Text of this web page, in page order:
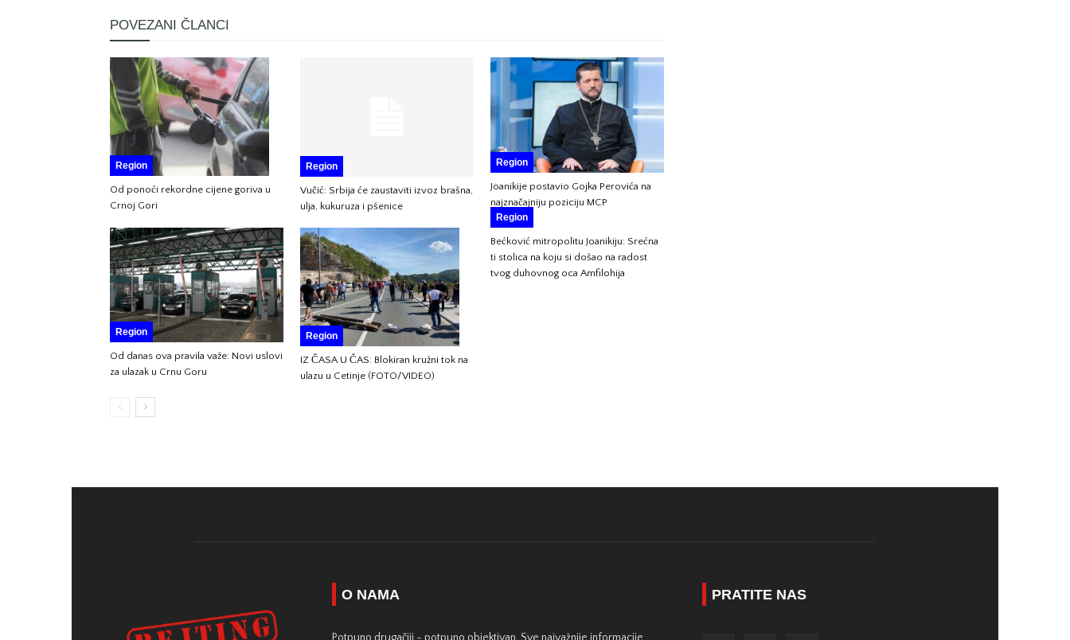
POVEZANI ČLANCI
Region
Od ponoći rekordne cijene goriva u
Crnoj Gori
Region
Vučić: Srbija će zaustaviti izvoz brašna,
ulja, kukuruza i pšenice
Region
Joanikije postavio Gojka Perovića na
najznačajniju poziciju MCP
Region
Od danas ova pravila važe: Novi uslovi
za ulazak u Crnu Goru
Region
IZ ČASA U ČAS: Blokiran kružni tok na
ulazu u Cetinje (FOTO/VIDEO)
Region
Bećković mitropolitu Joanikiju: Srećna
ti stolica na koju si došao na radost
tvog duhovnog oca Amfilohija
O NAMA PRATITE NAS